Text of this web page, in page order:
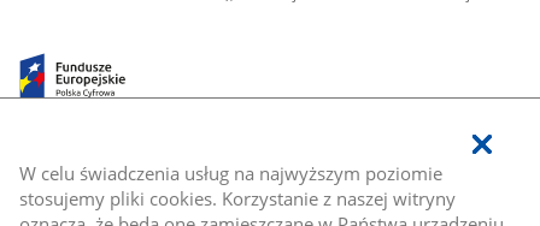
W celu świadczenia usług na najwyższym poziomie
stosujemy pliki cookies. Korzystanie z naszej witryny